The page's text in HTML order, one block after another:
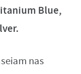
Blue,
nas